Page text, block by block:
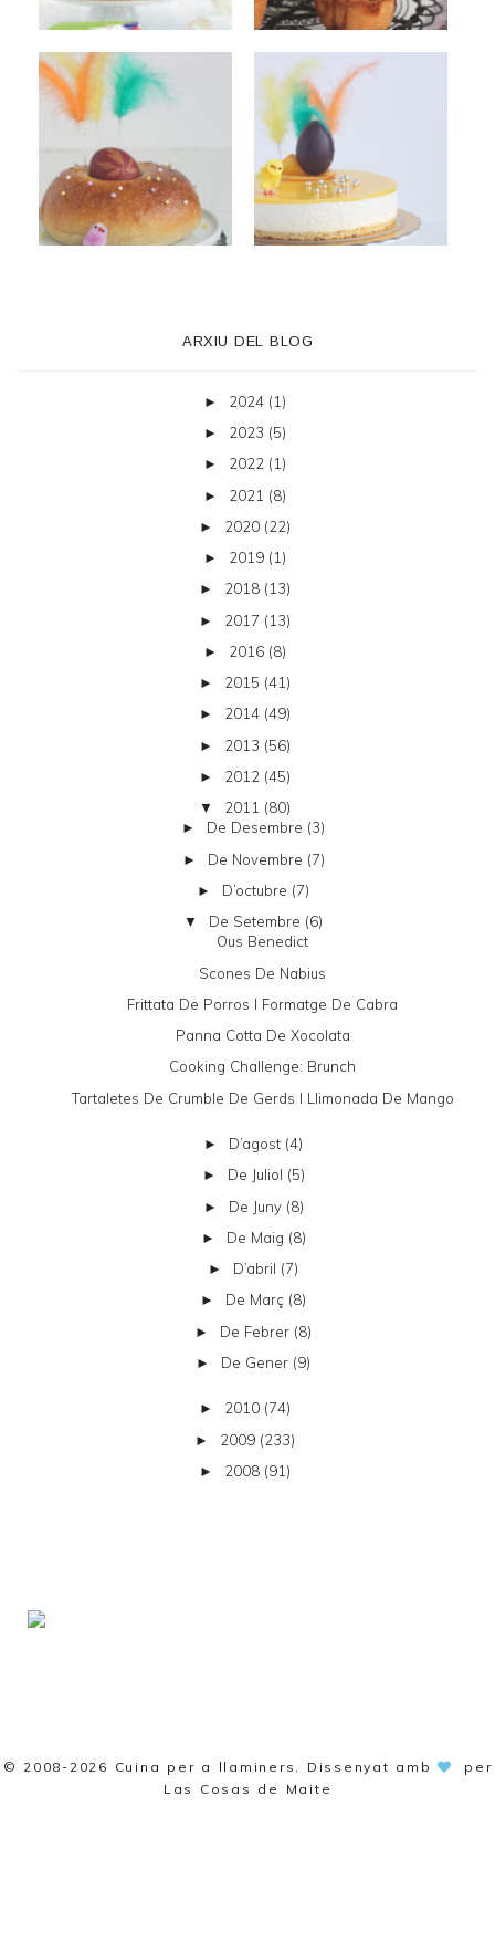
ARXIU DEL BLOG
► 2024 (1)
► 2023 (5)
► 2022 (1)
► 2021 (8)
► 2020 (22)
► 2019 (1)
► 2018 (13)
► 2017 (13)
► 2016 (8)
► 2015 (41)
► 2014 (49)
► 2013 (56)
► 2012 (45)
▼ 2011 (80)
► De Desembre (3)
► De Novembre (7)
► D’octubre (7)
▼ De Setembre (6)
Ous Benedict
Scones De Nabius
Frittata De Porros I Formatge De Cabra
Panna Cotta De Xocolata
Cooking Challenge: Brunch
Tartaletes De Crumble De Gerds I Llimonada De Mango
► D’agost (4)
► De Juliol (5)
► De Juny (8)
► De Maig (8)
► D’abril (7)
► De Març (8)
► De Febrer (8)
► De Gener (9)
► 2010 (74)
► 2009 (233)
► 2008 (91)
© 2008-2026 Cuina per a llaminers . Dissenyat amb
per
Las Cosas de Maite